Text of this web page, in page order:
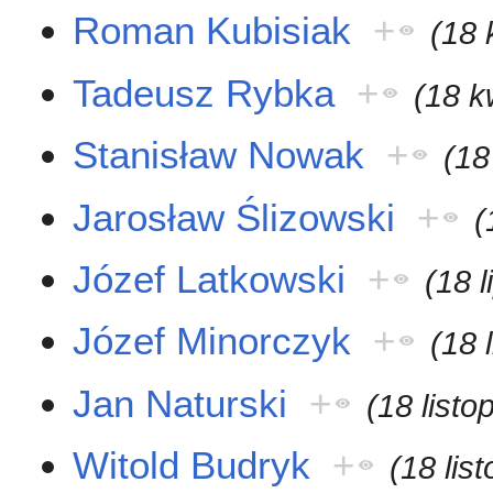
Roman Kubisiak + (18
Tadeusz Rybka + (18
Stanisław Nowak +
Jarosław Ślizowski +
Józef Latkowski + (18
Józef Minorczyk + (18
Jan Naturski + (18
Witold Budryk + (18